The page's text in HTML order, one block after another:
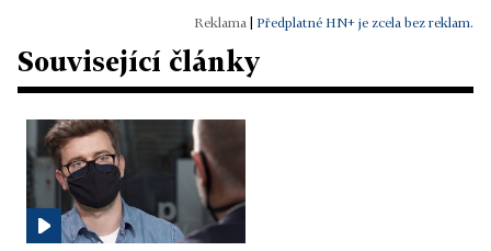
Předplatné HN+ je zcela bez reklam.
Související články